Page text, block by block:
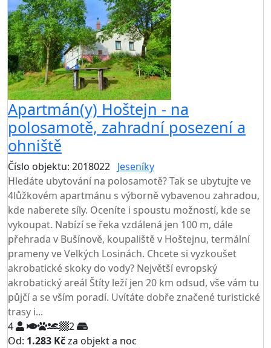
Apartmán(y) Hoštejn - na
polosamotě, zahradní posezení a
ohniště
Číslo objektu: 2018022 Jeseníky
Hledáte ubytování na polosamotě? Tak se ubytujte ve
4lůžkovém apartmánu s výborně vybavenou zahradou,
kde naberete síly. Oceníte i spoustu možností, kde se
vykoupat. Nabízí se řeka vzdálená jen 100 m, dále
přehrada v Bušínově, koupaliště v Hoštejnu, termální
prameny ve Velkých Losinách. Chcete si vyzkoušet
akrobatické skoky do vody? Největší evropský
akrobatický areál Štíty leží jen 20 km odsud, vše vám tu
půjčí a se vším poradí. Uvítáte dobře značené turistické
trasy i...
4
2
Od: 1.283 Kčza objekt a noc